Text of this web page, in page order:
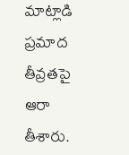
మాట్లాడి
ప్రమాద
తీవ్రతపై
ఆరా
తీశారు.